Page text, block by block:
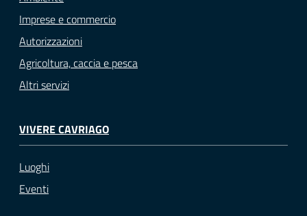
Imprese e commercio
Autorizzazioni
Agricoltura, caccia e pesca
Altri servizi
VIVERE CAVRIAGO
Luoghi
Eventi